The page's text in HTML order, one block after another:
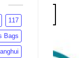
117
Bags